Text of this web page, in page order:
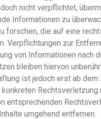
nicht verpflichtet,
Informationen zu
forschen, die auf eine
Verpflichtungen zur
von Informationen nach
bleiben hiervon
ist jedoch erst ab dem
Rechtsverletzung
entsprechenden
umgehend entfernen.